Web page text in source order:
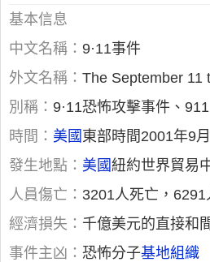
基本信息
中文名稱： 9·11事件
外文名稱： The September 11
別稱： 9·11恐怖攻擊事件、911
時間： 美國 東部時間2001年9
發生地點： 美國紐約世界貿易
人員傷亡： 3201人死亡，6291
經濟損失： 千億美元的直接和
事件主凶： 恐怖分子基地組織